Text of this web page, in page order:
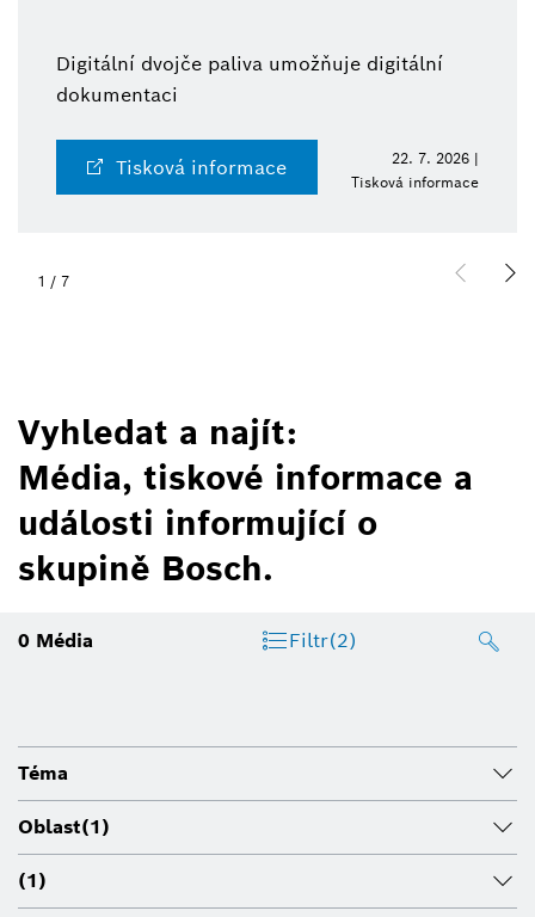
Digitální dvojče paliva umožňuje digitální
dokumentaci
Tisková informace
22. 7. 2026 |
Tisková informace
1 / 7
Vyhledat a najít:
Média, tiskové informace a
události informující o
skupině Bosch.
0 Média Filtr(2)
Téma
Oblast(1)
(1)